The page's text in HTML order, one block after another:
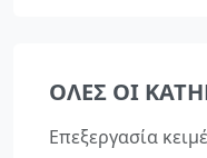
ΌΛΕΣ ΟΙ
Επεξεργασία